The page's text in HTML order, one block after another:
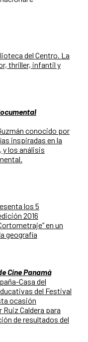
del Centro. La
thriller, infantil y
conocido por
inspiradas en la
los análisis
los 5
2016
en un
geografía
Cine Panamá
Casa del
del Festival
ocasión
Caldera para
de resultados del